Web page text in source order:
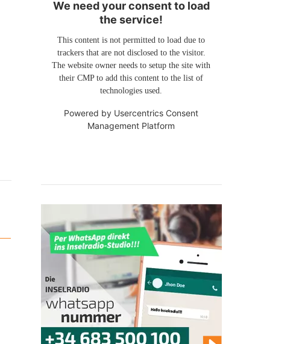
We need your consent to load
the service!
This content is not permitted to load due to
trackers that are not disclosed to the visitor.
The website owner needs to setup the site with
their CMP to add this content to the list of
technologies used.
Powered by Usercentrics Consent
Management Platform